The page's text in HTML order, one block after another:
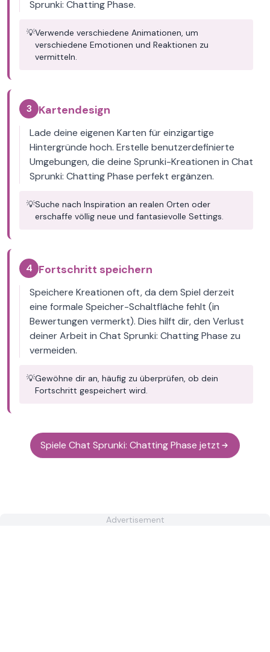
Sprunki: Chatting Phase.
💡Verwende verschiedene Animationen, um
verschiedene Emotionen und Reaktionen zu
vermitteln.
3 Kartendesign
Lade deine eigenen Karten für einzigartige
Hintergründe hoch. Erstelle benutzerdefinierte
Umgebungen, die deine Sprunki-Kreationen in Chat
Sprunki: Chatting Phase perfekt ergänzen.
💡Suche nach Inspiration an realen Orten oder
erschaffe völlig neue und fantasievolle Settings.
4 Fortschritt speichern
Speichere Kreationen oft, da dem Spiel derzeit
eine formale Speicher-Schaltfläche fehlt (in
Bewertungen vermerkt). Dies hilft dir, den Verlust
deiner Arbeit in Chat Sprunki: Chatting Phase zu
vermeiden.
💡Gewöhne dir an, häufig zu überprüfen, ob dein
Fortschritt gespeichert wird.
Spiele Chat Sprunki: Chatting Phase jetzt
Advertisement